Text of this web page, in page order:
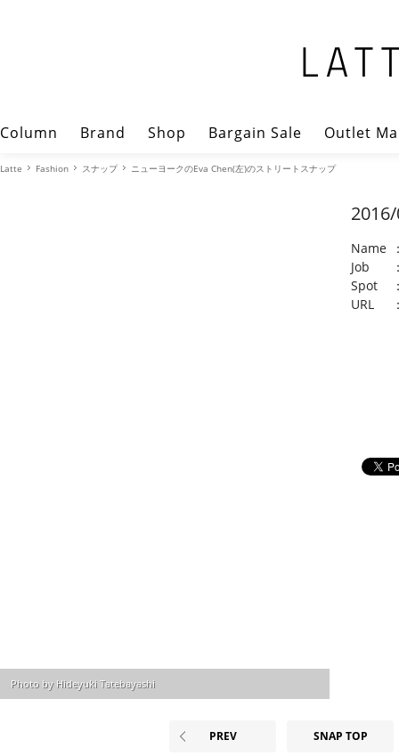
Column Brand Shop Bargain Sale Outlet
Latte Fashion スナップ ニューヨークのEva Chen(左)のストリートスナップ
Photo by Hideyuki Tatebayashi
Name
Job
Spot
URL
PREV SNAP TOP